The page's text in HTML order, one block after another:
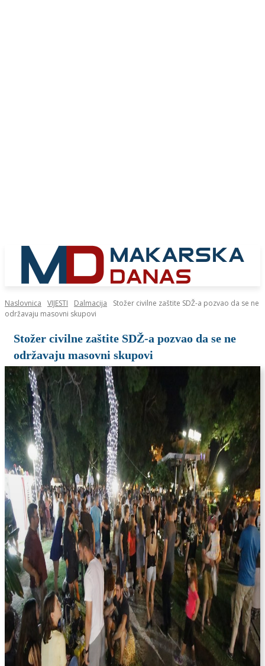
Naslovnica VIJESTI Dalmacija
Stožer civilne zaštite SDŽ-a pozvao da se ne
održavaju masovni skupovi
Stožer civilne zaštite SDŽ-a pozvao da se ne
održavaju masovni skupovi